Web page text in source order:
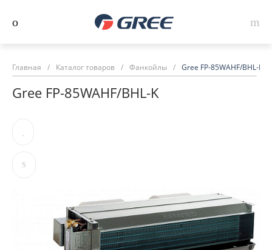
Главная / Каталог товаров / Фанкойлы / Gree FP-85WAHF/BHL-K
Gree FP-85WAHF/BHL-K